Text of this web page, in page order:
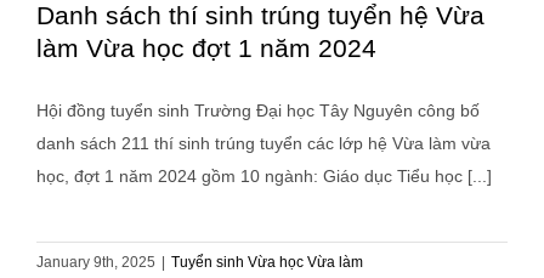
Danh sách thí sinh trúng tuyển hệ Vừa
làm Vừa học đợt 1 năm 2024
Hội đồng tuyển sinh Trường Đại học Tây Nguyên công bố
danh sách 211 thí sinh trúng tuyển các lớp hệ Vừa làm vừa
học, đợt 1 năm 2024 gồm 10 ngành: Giáo dục Tiểu học [...]
January 9th, 2025 Tuyển sinh Vừa học Vừa làm